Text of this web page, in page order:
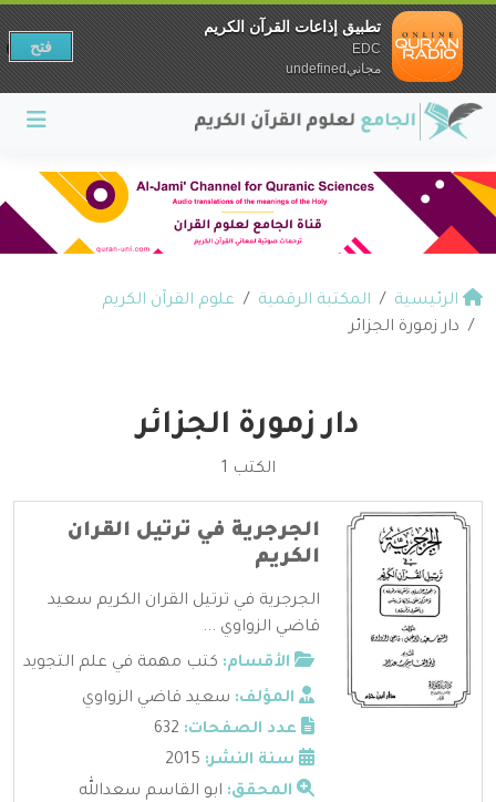
الرئيسية المكتبة الرقمية
علوم القرآن الكريم
دار زمورة الجزائر
دار زمورة الجزائر
الكتب 1
الجرجرية في ترتيل القران
الكريم
الجرجرية في ترتيل القران الكريم سعيد
قاضي الزواوي ...
الأقسام: كتب مهمة في علم التجويد
المؤلف: سعيد قاضي الزواوي
عدد الصفحات:
سنة النشر:
المحقق: ابو القاسم سعدالله
تطبيق إذاعات القرآن الكريم
EDC
مجانيundefined
فتح